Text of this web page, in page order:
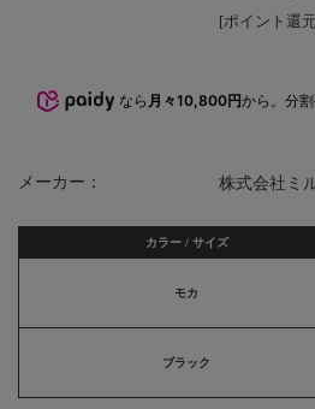
[ポイント還
なら 月々10,800円から。分
メーカー： 株式会社ミ
カラー / サイズ
モカ
ブラック